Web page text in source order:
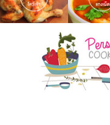
เคล็ดลับน่ารู้
เปรียบเทียบห
เปรียบเทียบอุ
เปรียบเทียบน้
FoodPedia
สร้าง Cookbook